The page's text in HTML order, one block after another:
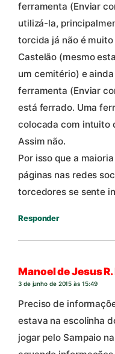
ferramenta (Enviar
utilizá-la,
torcida já não é
Castelão (mesmo
um cemitério) e
ferramenta (Enviar
está ferrado. Uma
colocada com intuito
Assim não.
Por isso que a
páginas nas redes
torcedores se sente
Responder
Manoel de Jesus R.
3 de junho de 2015 às 15:49
Preciso de
estava na escolinha
jogar pelo Sampaio